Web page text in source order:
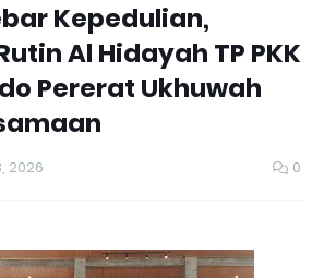
Kepedulian,
Al Hidayah TP PKK
Pererat Ukhuwah
2026 0